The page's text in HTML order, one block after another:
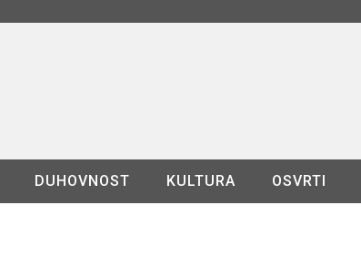
DUHOVNOST KULTURA OSVRTI